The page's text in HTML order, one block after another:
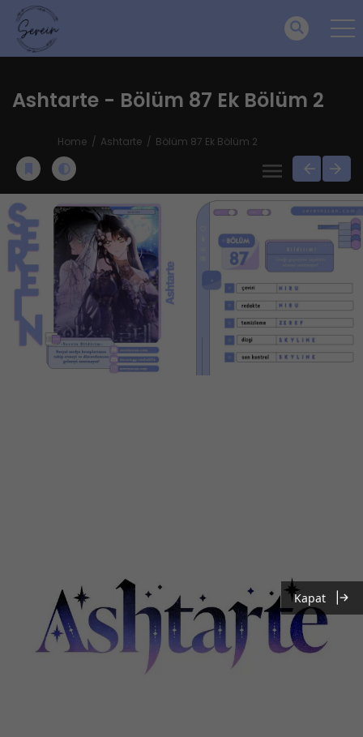
Ashtarte - Bölüm 87 Ek Bölüm 2
Home Ashtarte Bölüm 87 Ek Bölüm 2
Kapat